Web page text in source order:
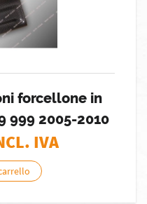
forcellone in
999 2005-2010
IVA